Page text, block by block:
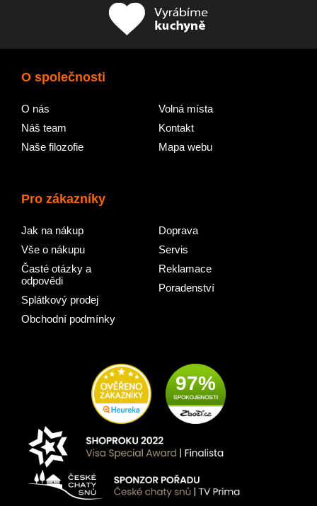
O společnosti
O nás
Náš team
Naše filozofie
Volná místa
Kontakt
Mapa webu
Pro zákazníky
Jak na nákup
Vše o nákupu
Časté otázky a
odpovědi
Splátkový prodej
Obchodní podmínky
Doprava
Servis
Reklamace
Poradenství
97%